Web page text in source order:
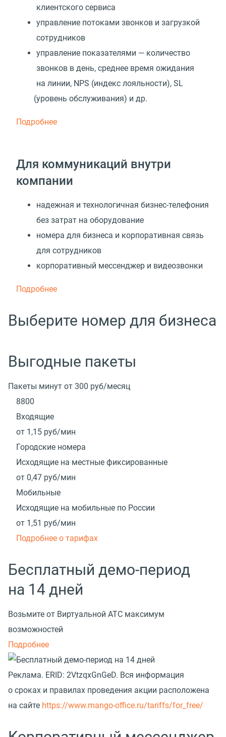
клиентского сервиса
управление потоками звонков и загрузкой
сотрудников
управление показателями — количество
звонков в день, среднее время ожидания
на линии, NPS (индекс лояльности), SL
(уровень обслуживания) и др.
Подробнее
Для коммуникаций внутри
компании
надежная и технологичная бизнес-телефония
без затрат на оборудование
номера для бизнеса и корпоративная связь
для сотрудников
корпоративный мессенджер и видеозвонки
Подробнее
Выберите номер для бизнеса
Выгодные пакеты
Пакеты минут от 300 руб/месяц
8800
Входящие
от 1,15 руб/мин
Городские номера
Исходящие на местные фиксированные
от 0,47 руб/мин
Мобильные
Исходящие на мобильные по России
от 1,51 руб/мин
Подробнее о тарифах
Бесплатный демо-период
на 14 дней
Возьмите от Виртуальной АТС максимум
возможностей
Подробнее
Реклама. ERID: 2VtzqxGnGeD. Вся информация
о сроках и правилах проведения акции расположена
на сайте https://www.mango-office.ru/tariffs/for_free/